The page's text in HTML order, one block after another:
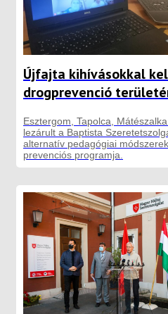
Újfajta kihívásokkal
drogprevenció
Esztergom, Tapolca,
lezárult a Baptista
alternatív pedagógiai
prevenciós programja.